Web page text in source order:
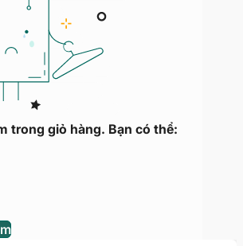
trong giỏ hàng. Bạn có thể: